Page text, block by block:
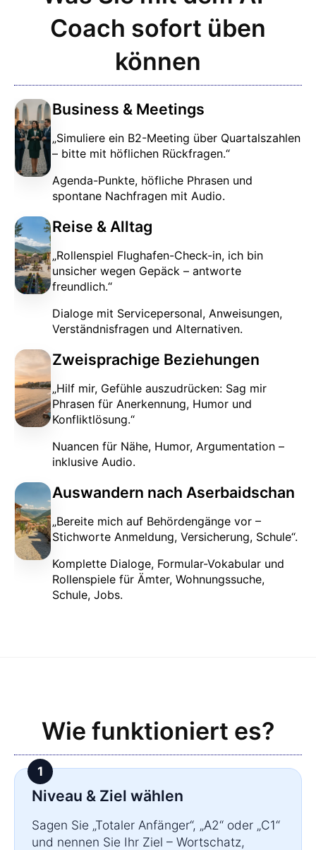
Coach sofort üben
können
Business & Meetings
„Simuliere ein B2-Meeting über Quartalszahlen
– bitte mit höflichen Rückfragen.“
Agenda-Punkte, höfliche Phrasen und
spontane Nachfragen mit Audio.
Reise & Alltag
„Rollenspiel Flughafen-Check-in, ich bin
unsicher wegen Gepäck – antworte
freundlich.“
Dialoge mit Servicepersonal, Anweisungen,
Verständnisfragen und Alternativen.
Zweisprachige Beziehungen
„Hilf mir, Gefühle auszudrücken: Sag mir
Phrasen für Anerkennung, Humor und
Konfliktlösung.“
Nuancen für Nähe, Humor, Argumentation –
inklusive Audio.
Auswandern nach Aserbaidschan
„Bereite mich auf Behördengänge vor –
Stichworte Anmeldung, Versicherung, Schule“.
Komplette Dialoge, Formular-Vokabular und
Rollenspiele für Ämter, Wohnungssuche,
Schule, Jobs.
Wie funktioniert es?
Niveau & Ziel wählen
Sagen Sie „Totaler Anfänger“, „A2“ oder „C1“
und nennen Sie Ihr Ziel – Wortschatz,